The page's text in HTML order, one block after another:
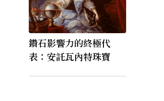
鑽石影響力的終極代
表：安託瓦內特珠寶